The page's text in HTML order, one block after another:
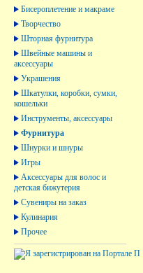
Бисероплетение и макраме
Творчество
Шторная фурнитура
Швейные машины и
аксессуары
Украшения
Шкатулки, коробки, сумки,
кошельки
Инструменты, аксессуары
Фурнитура
Шнурки и шнуры
Игры
Аксессуары для волос и
детская бижутерия
Сувениры на заказ
Кулинария
Прочее